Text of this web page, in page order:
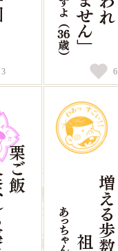
3 6